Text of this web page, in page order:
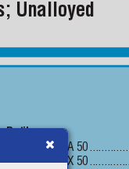
Elgacore DWA 50
Elgacore DWX 50
Unalloyed